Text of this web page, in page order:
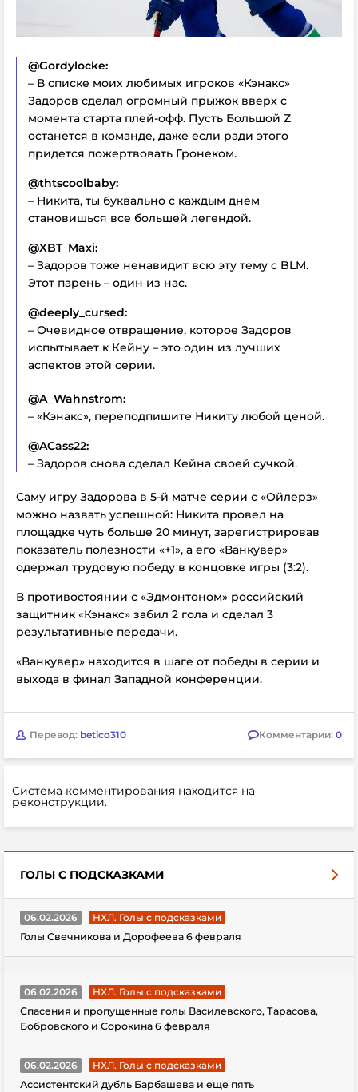
@Gordylocke:
– В списке моих любимых игроков «Кэнакс»
Задоров сделал огромный прыжок вверх с
момента старта плей-офф. Пусть Большой Z
останется в команде, даже если ради этого
придется пожертвовать Гронеком.
@thtscoolbaby:
– Никита, ты буквально с каждым днем
становишься все большей легендой.
@XBT_Maxi:
– Задоров тоже ненавидит всю эту тему с BLM.
Этот парень – один из нас.
@deeply_cursed:
– Очевидное отвращение, которое Задоров
испытывает к Кейну – это один из лучших
аспектов этой серии.
@A_Wahnstrom:
– «Кэнакс», переподпишите Никиту любой ценой.
@ACass22:
– Задоров снова сделал Кейна своей сучкой.
Саму игру Задорова в 5-й матче серии с «Ойлерз»
можно назвать успешной: Никита провел на
площадке чуть больше 20 минут, зарегистрировав
показатель полезности «+1», а его «Ванкувер»
одержал трудовую победу в концовке игры (3:2).
В противостоянии с «Эдмонтоном» российский
защитник «Кэнакс» забил 2 гола и сделал 3
результативные передачи.
«Ванкувер» находится в шаге от победы в серии и
выхода в финал Западной конференции.
Перевод: betico310 Комментарии: 0
Система комментирования находится на
реконструкции.
ГОЛЫ С ПОДСКАЗКАМИ
06.02.2026
НХЛ. Голы с подсказками
Голы Свечникова и Дорофеева 6 февраля
06.02.2026
НХЛ. Голы с подсказками
Спасения и пропущенные голы Василевского, Тарасова,
Бобровского и Сорокина 6 февраля
06.02.2026
НХЛ. Голы с подсказками
Ассистентский дубль Барбашева и еще пять